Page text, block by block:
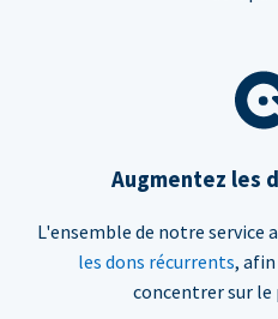
Augmentez les
L'ensemble de notre service
les dons récurrents, afin
concentrer sur